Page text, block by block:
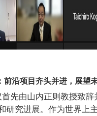
前沿项目齐头并进，展望
先由山内正则教授致辞
研究进展。作为世界上